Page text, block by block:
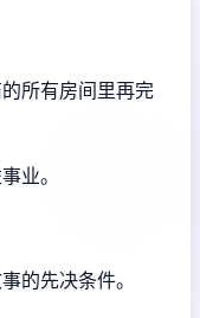
所有房间里再完
业。
的先决条件。